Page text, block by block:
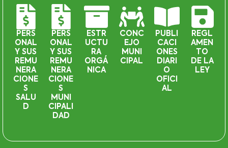
PERS
ONAL
Y SUS
REMU
NERA
CIONE
S
SALU
D
PERS
ONAL
Y SUS
REMU
NERA
CIONE
S
MUNI
CIPALI
DAD
ESTR
UCTU
RA
ORGÁ
NICA
CONC
EJO
MUNI
CIPAL
PUBLI
CACI
ONES
DIARI
O
OFICI
AL
REGL
AMEN
TO
DE LA
LEY